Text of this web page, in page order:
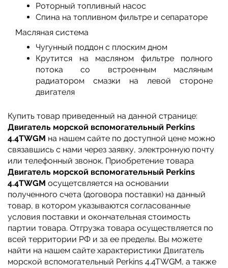
Роторный топливный насос
Спина на топливном фильтре и сепараторе
Масляная система
Чугунный поддон с плоским дном
Крутится на масляном фильтре полного
потока со встроенным масляным
радиатором смазки на левой стороне
двигателя
Купить товар приведенный на данной странице:
Двигатель морской вспомогательный Perkins
4.4TWGM на нашем сайте по доступной цене можно
связавшись с нами через заявку, электронную почту
или телефонный звонок. Приобретение товара
Двигатель морской вспомогательный Perkins
4.4TWGM осущетсвляется на основании
полученного счета (договора поставки) на данный
товар, в котором указываются согласованные
условия поставки и окончательная стоимость
партии товара. Отгрузка товара осуществляется по
всей территории РФ и за ее пределы. Вы можете
найти на нашем сайте характеристики Двигатель
морской вспомогательный Perkins 4.4TWGM, а также